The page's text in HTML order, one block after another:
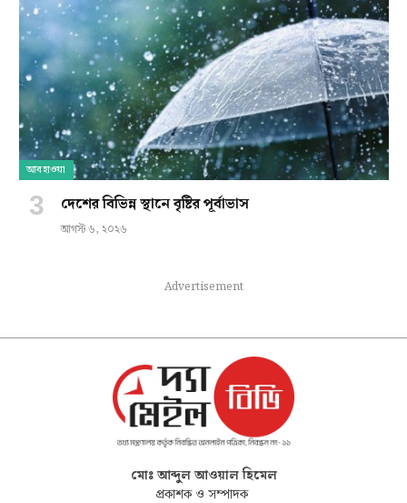
আবহাওয়া
দেশের বিভিন্ন স্থানে বৃষ্টির পূর্বাভাস
আগস্ট ৬, ২০২৬
Advertisement
মোঃ আব্দুল আওয়াল হিমেল
প্রকাশক ও সম্পাদক